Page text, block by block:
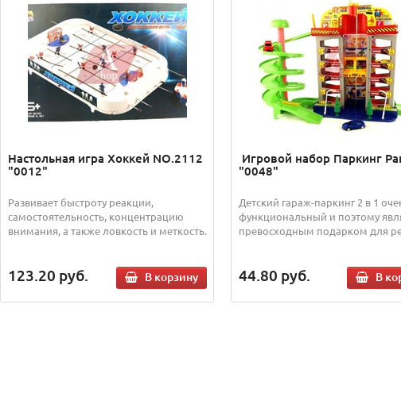
Настольная игра Хоккей NO.2112
"0012"
Развивает быстроту реакции,
самостоятельность, концентрацию
внимания, а также ловкость и меткость.
123.20 руб. В корзину
Игровой набор Паркинг
"0048"
Детский гараж-паркинг 2 в 1
функциональный и поэтому
превосходным подарком для
44.80 руб. В